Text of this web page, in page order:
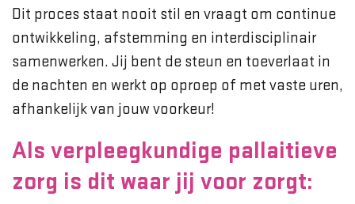
Dit proces staat nooit stil en vraagt om continue
ontwikkeling, afstemming en interdisciplinair
samenwerken. Jij bent de steun en toeverlaat in
de nachten en werkt op oproep of met vaste uren,
afhankelijk van jouw voorkeur!
Als verpleegkundige pallaitieve
zorg is dit waar jij voor zorgt: